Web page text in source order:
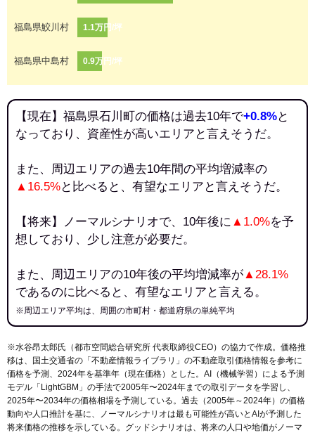
福島県鮫川村 1.1万円/坪
福島県中島村 0.9万円/坪
【現在】福島県石川町の価格は過去10年で+0.8%と
なっており、資産性が高いエリアと言えそうだ。
また、周辺エリアの過去10年間の平均増減率の
▲16.5%と比べると、有望なエリアと言えそうだ。
【将来】ノーマルシナリオで、10年後に ▲1.0%を予
想しており、少し注意が必要だ。
また、周辺エリアの10年後の平均増減率が▲28.1%
であるのに比べると、有望なエリアと言える。
※周辺エリア平均は、周囲の市町村・都道府県の単純平均
※水谷昂太郎氏（都市空間総合研究所 代表取締役CEO）の協力で作成。価格推
移は、国土交通省の「 不動産情報ライブラリ 」の不動産取引価格情報を参考に
価格を予測、2024年を基準年（現在価格）とした。AI（機械学習）による予測
モデル「LightGBM」の手法で2005年〜2024年までの取引データを学習し、
2025年〜2034年の価格相場を予測している。過去（2005年～2024年）の価格
動向や人口推計を基に、ノーマルシナリオは最も可能性が高いとAIが予測した
将来価格の推移を示している。グッドシナリオは、将来の人口や地価がノーマ